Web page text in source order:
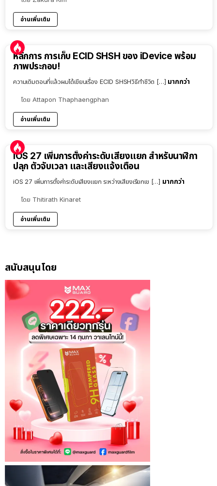
อ่านเพิ่มเติม
หลักการ การเก็บ ECID SHSH ของ iDevice พร้อม
ภาพประกอบ!
ความเดิมตอนที่แล้วผมได้เขียนเรื่อง ECID SHSHวิธีทำชีวิต […] มากกว่า
โดย Attapon Thaphaengphan
อ่านเพิ่มเติม
iOS 27 เพิ่มการตั้งค่าระดับเสียงแยก สำหรับนาฬิกา
ปลุก ตัวจับเวลา และเสียงแจ้งเตือน
iOS 27 เพิ่มการตั้งค่าระดับเสียงแยก ระหว่างเสียงเรียกเข […] มากกว่า
โดย Thitirath Kinaret
อ่านเพิ่มเติม
สนับสนุนโดย